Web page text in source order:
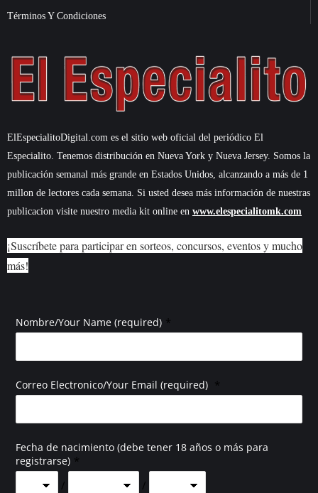
Términos Y Condiciones
ElEspecialitoDigital.com es el sitio web oficial del periódico El
Especialito. Tenemos distribución en Nueva York y Nueva Jersey. Somos la
publicación semanal más grande en Estados Unidos, alcanzando a más de 1
millon de lectores cada semana. Si usted desea más información de nuestras
publicacion visite nuestro media kit online en www.elespecialitomk.com
¡Suscríbete para participar en sorteos, concursos, eventos y mucho
más!
Nombre/Your Name (required) *
Correo Electronico/Your Email (required) *
Fecha de nacimiento (debe tener 18 años o más para
registrarse) *
/ /